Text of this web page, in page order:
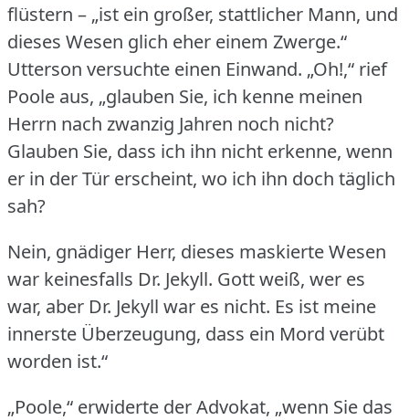
flüstern – „ist ein großer, stattlicher Mann, und
dieses Wesen glich eher einem Zwerge.“
Utterson versuchte einen Einwand. „Oh!,“ rief
Poole aus, „glauben Sie, ich kenne meinen
Herrn nach zwanzig Jahren noch nicht?
Glauben Sie, dass ich ihn nicht erkenne, wenn
er in der Tür erscheint, wo ich ihn doch täglich
sah?
Nein, gnädiger Herr, dieses maskierte Wesen
war keinesfalls Dr. Jekyll. Gott weiß, wer es
war, aber Dr. Jekyll war es nicht. Es ist meine
innerste Überzeugung, dass ein Mord verübt
worden ist.“
„Poole,“ erwiderte der Advokat, „wenn Sie das